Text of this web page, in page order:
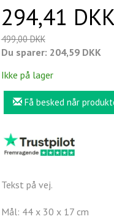
294,41 DKK
499,00 DKK
Du sparer: 204,59 DKK
Ikke på lager
Få besked når
Tekst på vej.
Mål: 44 x 30 x 17 cm